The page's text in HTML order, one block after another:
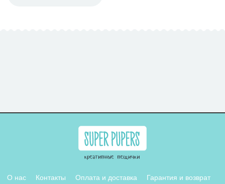
О нас Контакты Оплата и доставка
Гарантия и возврат